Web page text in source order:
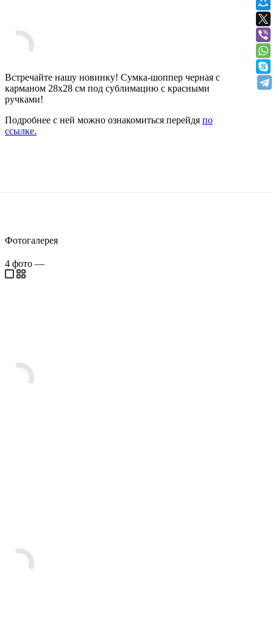
Встречайте нашу новинку! Сумка-шоппер черная с
карманом 28х28 см под сублимацию с красными
ручками!
Подробнее с ней можно ознакомиться перейдя по
ссылке.
Фотогалерея
4 фото —